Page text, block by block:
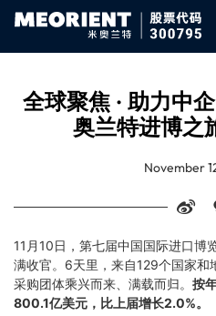
全球聚焦 · 助力中
奥兰特进博之
November
11月10日，第七届中国国际进口博
满收官。6天里，来自129个国家
采购团体乘兴而来、满载而归。 按
800.1亿美元，比上届增长2.0%。